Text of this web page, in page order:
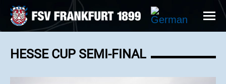
HESSE CUP SEMI-FINAL